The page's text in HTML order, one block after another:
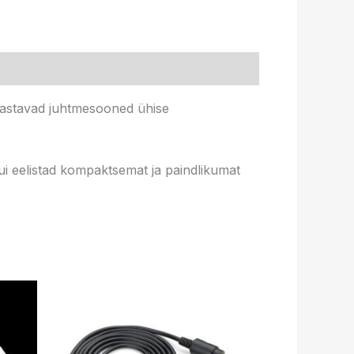
juhtmesooned ühise
eelistad kompaktsemat ja paindlikumat